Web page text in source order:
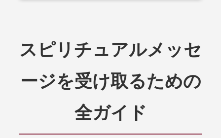
スピリチュアルメッセ
ージを受け取るための
全ガイド